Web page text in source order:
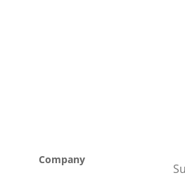
Company